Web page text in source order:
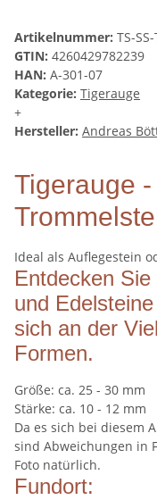
Artikelnummer: TS-
GTIN: 4260429782239
HAN: A-301-07
Kategorie: Tigerauge
+
Hersteller: Andreas
Tigerauge
Ideal als Auflegestein
Entdecken
und
sich an der
Formen.
Größe: ca. 25 - 30 mm
Stärke: ca. 10 - 12 mm
Da es sich bei diesem
sind Abweichungen in
Foto natürlich.
Fundort: